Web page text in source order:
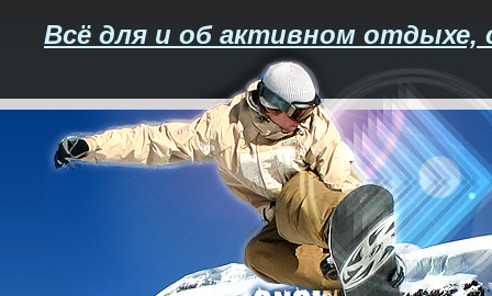
Всё для и об активном отдыхе,